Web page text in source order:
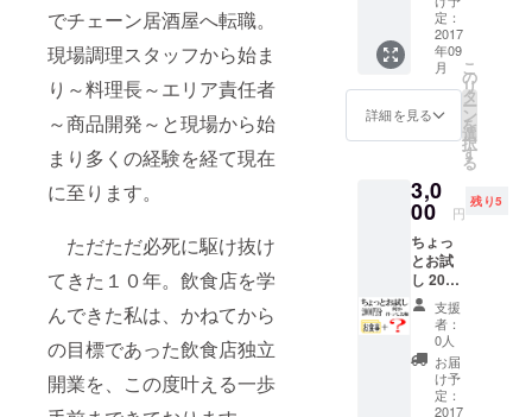
でチェーン居酒屋へ転職。
現場調理スタッフから始ま
り～料理長～エリア責任者
～商品開発～と現場から始
まり多くの経験を経て現在
に至ります。
ただただ必死に駆け抜け
てきた１０年。飲食店を学
んできた私は、かねてから
の目標であった飲食店独立
開業を、この度叶える一歩
放題券
※リター
ンはど
の時間
帯でも
ご利用
いただ
けま
定：
2017
年09
月
詳細を見る
こ
の
リ
タ
ー
ン
を
選
択
す
る
3,0
00 円
残り5
ちょっ
とお試
し 2000
円分の
お食事
券と何
か作っ
てよっ
て言え
る権利
支援
者：
0人
お届
け予
定：
2017